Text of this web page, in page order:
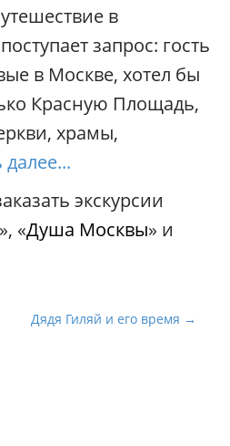
в
запрос: гость
в Москве, хотел бы
Красную Площадь,
храмы,
далее...
экскурсии
», «Душа Москвы» и
Дядя Гиляй и его время →